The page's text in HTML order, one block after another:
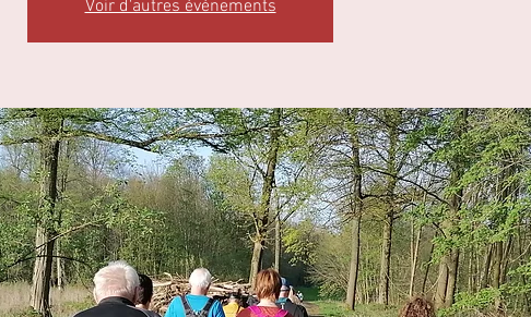
Voir d'autres événements